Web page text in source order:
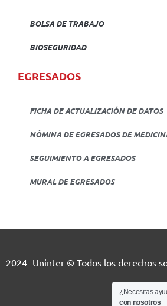
BOLSA DE TRABAJO
BIOSEGURIDAD
EGRESADOS
FICHA DE ACTUALIZACIÓN DE DATOS
NÓMINA DE EGRESADOS DE
SEGUIMIENTO A EGRESADOS
MURAL DE EGRESADOS
2024- Uninter © Todos los derechos
¿Necesitas
con nosotros